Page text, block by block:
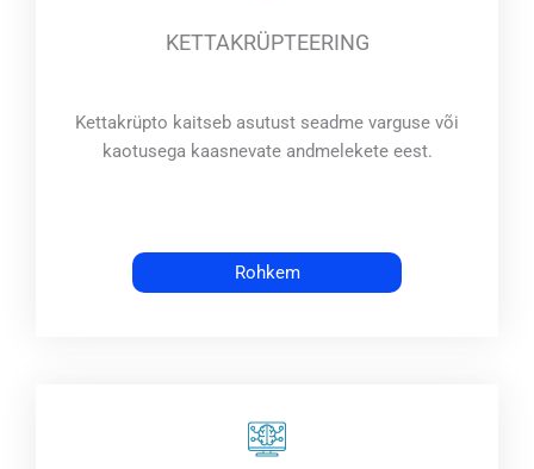
KETTAKRÜPTEERING
Kettakrüpto kaitseb asutust seadme varguse või
kaotusega kaasnevate andmelekete eest.
Rohkem